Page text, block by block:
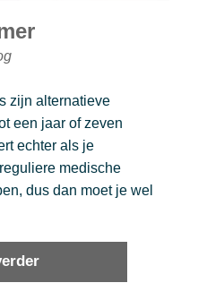
zijn alternatieve
een jaar of zeven
echter als je
medische
dus dan moet je wel